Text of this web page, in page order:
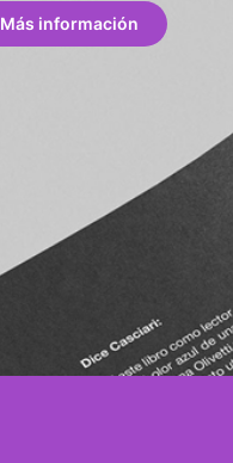
Más información